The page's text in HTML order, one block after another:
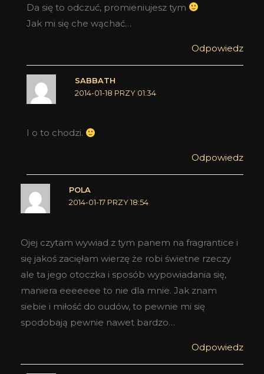
Da się to odczuć, promieniujesz tym
Jak mi się che wąchać…
Odpowiedz
SABBATH
2014-01-18 PRZY 01:34
I o to chodzi.
Odpowiedz
POLA
2014-01-17 PRZY 18:54
Ojej czytam wywiad z tym panem na fragrantice i
się jakoś zacięłam wierzę że robi świetne rzeczy
ale ta jego otoczka i sposób wypowiadania się,
maniera eeeeeee to nie dla mnie. Jak znam
siebie i miłość do oudów, to pewnie mi się
spodobają pewnie nawet bardzo…
Odpowiedz